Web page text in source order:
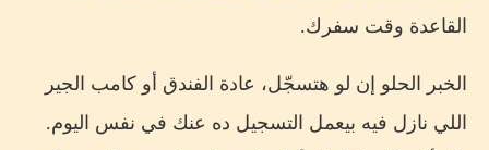
القاعدة وقت سفرك.
الخبر الحلو إن لو هتسجّل، عادة الفندق أو كامب الجير
اللي نازل فيه بيعمل التسجيل ده عنك في نفس اليوم.